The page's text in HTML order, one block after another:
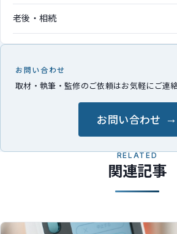
老後・相続
お問い合わせ
取材・執筆・監修のご依頼はお気軽にご連絡
お問い合わせ
RELATED
関連記事